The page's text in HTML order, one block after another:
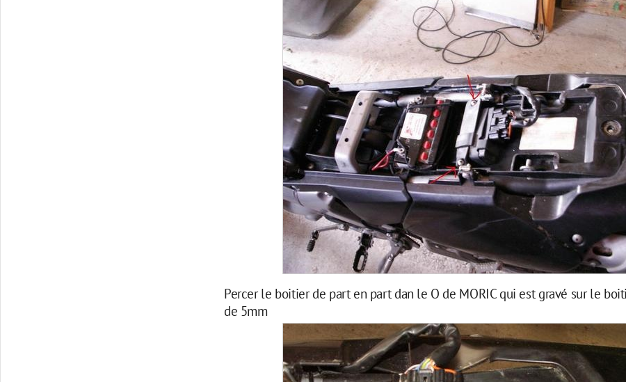
Percer le boitier de part en part dan le O de MORIC qui est gravé sur le
de 5mm